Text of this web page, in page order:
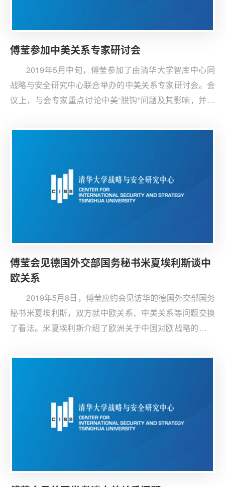
傅莹参加中美关系专家研讨会
2019年5月中旬，傅莹参加了由清华大学智库中心同
战略与安全研究中心联合举办的中美关系专家研讨会。会
议上，与会专家重点讨论中美“脱钩”问题及其影响，并提
傅莹会见德国外交部国务秘书米夏埃利斯谈中
欧关系
2019年5月8日，傅莹应约会见访华的德国外交部国务
秘书米夏埃利斯，双方就中欧关系、中美关系等问题交换
了看法。米夏埃利斯介绍了欧洲关于中国对欧战略的讨论
述了中国的外交政策和“16+1”合作机制。傅莹表示中国和